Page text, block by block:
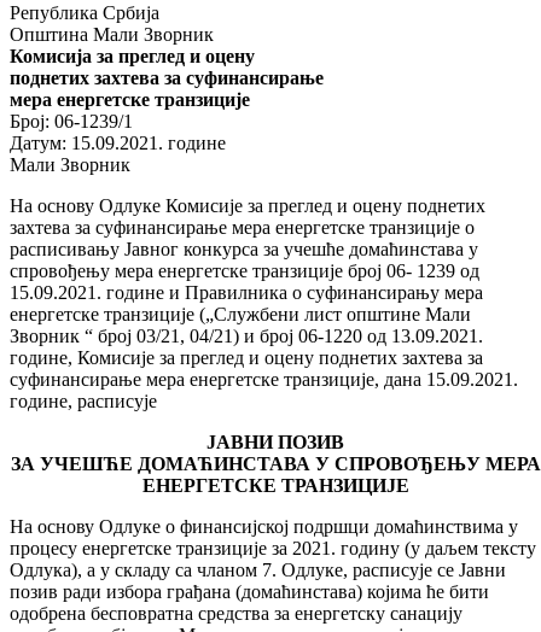
Република Србија
Општина Мали Зворник
Комисија за преглед и оцену
поднетих захтева за суфинансирање
мера енергетске транзиције
Број: 06-1239/1
Датум: 15.09.2021. године
Мали Зворник
На основу Одлуке Комисијe за преглед и оцену поднетих
захтева за суфинансирање мера енергетске транзиције о
расписивању Јавног конкурса за учешће домаћинстава у
спровођењу мера енергетске транзиције број 06- 1239 од
15.09.2021. године и Правилника о суфинансирању мера
енергетске транзиције („Службени лист општине Мали
Зворник “ број 03/21, 04/21) и број 06-1220 од 13.09.2021.
године, Комисијe за преглед и оцену поднетих захтева за
суфинансирање мера енергетске транзиције, дана 15.09.2021.
године, расписује
ЈАВНИ ПОЗИВ
ЗА УЧЕШЋЕ ДОМАЋИНСТАВА У СПРОВОЂЕЊУ МЕРА
ЕНЕРГЕТСКЕ ТРАНЗИЦИЈЕ
На основу Одлуке о финансијској подршци домаћинствима у
процесу енергетске транзиције за 2021. годину (у даљем тексту
Одлука), а у складу са чланом 7. Одлуке, расписује се Јавни
позив ради избора грађана (домаћинстава) којима ће бити
одобрена бесповратна средства за енергетску санацију